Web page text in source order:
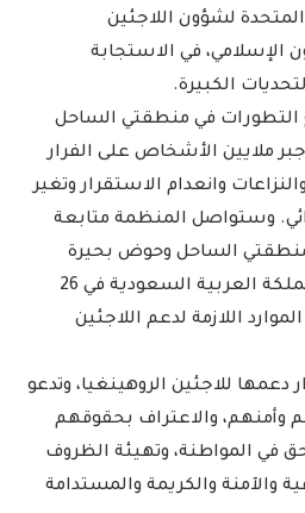
لشؤون اللاجئين
في الاستجابة
الكبيرة.
التطورات في منطقتي الساحل
ملايين الأشخاص على الفرار
وانعدام الاستقرار وتغير
وستواصل المنظمة متابعة
الساحل وحوض بحيرة
تشاد، الذي استضافته المملكة العربية السعودية في 26
الموارد اللازمة لدعم اللاجئين
للاجئين الروهينغيا، وتدعو
وأمنهم، والاعتراف بحقوقهم
في المواطنة، وتهيئة الظروف
والآمنة والكريمة والمستدامة